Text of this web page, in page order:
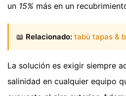
un 15% más en un
📖 Relacionado: tabù tapas &
La solución es exigir siempre
salinidad en cualquier equipo